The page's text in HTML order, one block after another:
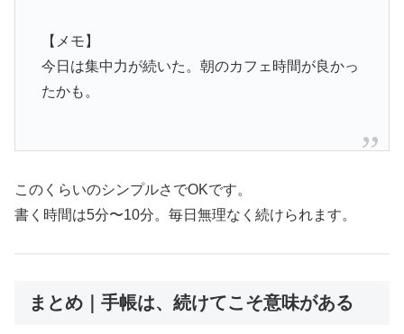
【メモ】
今日は集中力が続いた。朝のカフェ時間が良かっ
たかも。
このくらいのシンプルさでOKです。
書く時間は5分〜10分。毎日無理なく続けられます。
まとめ｜手帳は、続けてこそ意味がある